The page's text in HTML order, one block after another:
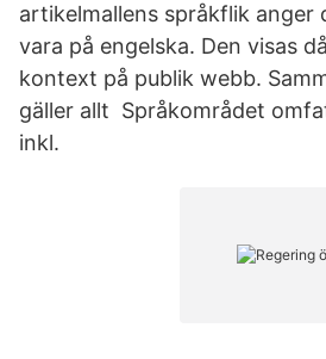
artikelmallens språkflik anger
vara på engelska. Den visas
kontext på publik webb.
gäller allt Språkområdet
inkl.